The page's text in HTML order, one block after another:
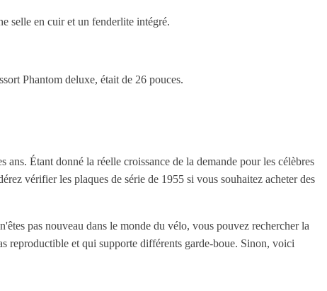
selle en cuir et un fenderlite intégré.
Phantom deluxe, était de 26 pouces.
Étant donné la réelle croissance de la demande pour les célèbres
vérifier les plaques de série de 1955 si vous souhaitez acheter des
pas nouveau dans le monde du vélo, vous pouvez rechercher la
reproductible et qui supporte différents garde-boue. Sinon, voici